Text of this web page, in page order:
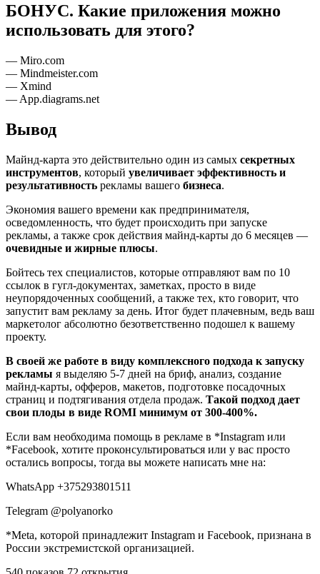
БОНУС. Какие приложения можно
использовать для этого?
— Miro.com
— Mindmeister.com
— Xmind
— App.diagrams.net
Вывод
Майнд-карта это действительно один из самых секретных
инструментов, который увеличивает эффективность и
результативность рекламы вашего бизнеса.
Экономия вашего времени как предпринимателя,
осведомленность, что будет происходить при запуске
рекламы, а также срок действия майнд-карты до 6 месяцев —
очевидные и жирные плюсы.
Бойтесь тех специалистов, которые отправляют вам по 10
ссылок в гугл-документах, заметках, просто в виде
неупорядоченных сообщений, а также тех, кто говорит, что
запустит вам рекламу за день. Итог будет плачевным, ведь ваш
маркетолог абсолютно безответственно подошел к вашему
проекту.
В своей же работе в виду комплексного подхода к запуску
рекламы я выделяю 5-7 дней на бриф, анализ, создание
майнд-карты, офферов, макетов, подготовке посадочных
страниц и подтягивания отдела продаж. Такой подход дает
свои плоды в виде ROMI минимум от 300-400%.
Если вам необходима помощь в рекламе в *Instagram или
*Facebook, хотите проконсультироваться или у вас просто
остались вопросы, тогда вы можете написать мне на:
WhatsApp +375293801511
Telegram @polyanorko
*Meta, которой принадлежит Instagram и Facebook, признана в
России экстремистской организацией.